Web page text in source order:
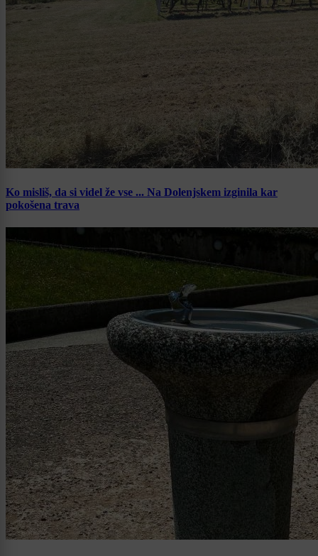
Ko misliš, da si videl že vse ... Na Dolenjskem izginila kar
pokošena trava